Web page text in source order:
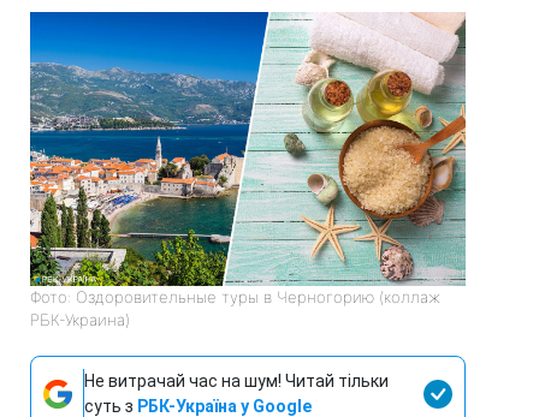
Фото: Оздоровительные туры в Черногорию (коллаж
РБК-Украина)
Не витрачай час на шум! Читай тільки
суть з РБК-Україна у Google